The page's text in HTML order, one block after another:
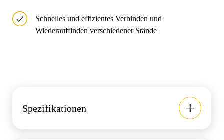
Schnelles und effizientes Verbinden und
Wiederauffinden verschiedener Stände
Spezifikationen